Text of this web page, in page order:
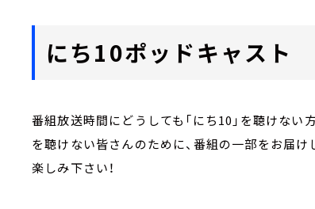
にち10ポッドキャスト
番組放送時間にどうしても「にち10」を聴けな
を聴けない皆さんのために、番組の一部をお届
楽しみ下さい！